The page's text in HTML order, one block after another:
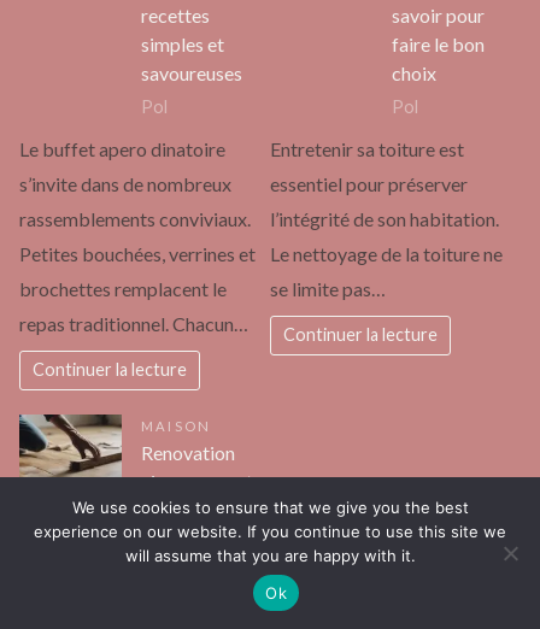
recettes
simples et
savoureuses
Pol
Le buffet apero dinatoire
s’invite dans de nombreux
rassemblements conviviaux.
Petites bouchées, verrines et
brochettes remplacent le
repas traditionnel. Chacun…
Continuer la lecture
savoir pour
faire le bon
choix
Pol
Entretenir sa toiture est
essentiel pour préserver
l’intégrité de son habitation.
Le nettoyage de la toiture ne
se limite pas…
Continuer la lecture
MAISON
Renovation
vieux parquet :
quelles étapes
pour redonner
vie à votre sol
We use cookies to ensure that we give you the best
experience on our website. If you continue to use this site we
will assume that you are happy with it.
Ok